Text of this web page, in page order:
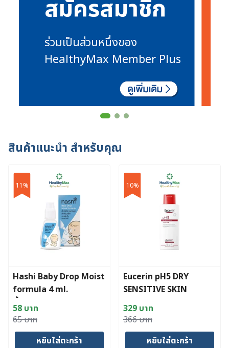
สมัครสมาชิก
ร่วมเป็นส่วนหนึ่งของ
HealthyMax Member Plus
สินค้าแนะนำ สำหรับคุณ
11%
Hashi Baby Drop Moist
formula 4 ml.
น้ำเกลือหยดจมูกสำหรับ
เด็กเล็ก สูตรชุ่มชื้น
65บาท
Original
price
58 บาท
Current
price
หยิบใส่ตะกร้า
10%
Eucerin pH5 DRY
SENSITIVE SKIN
LOTION 250 ml
366บาท
Original
price
329 บาท
Current
price
หยิบใส่ตะกร้า